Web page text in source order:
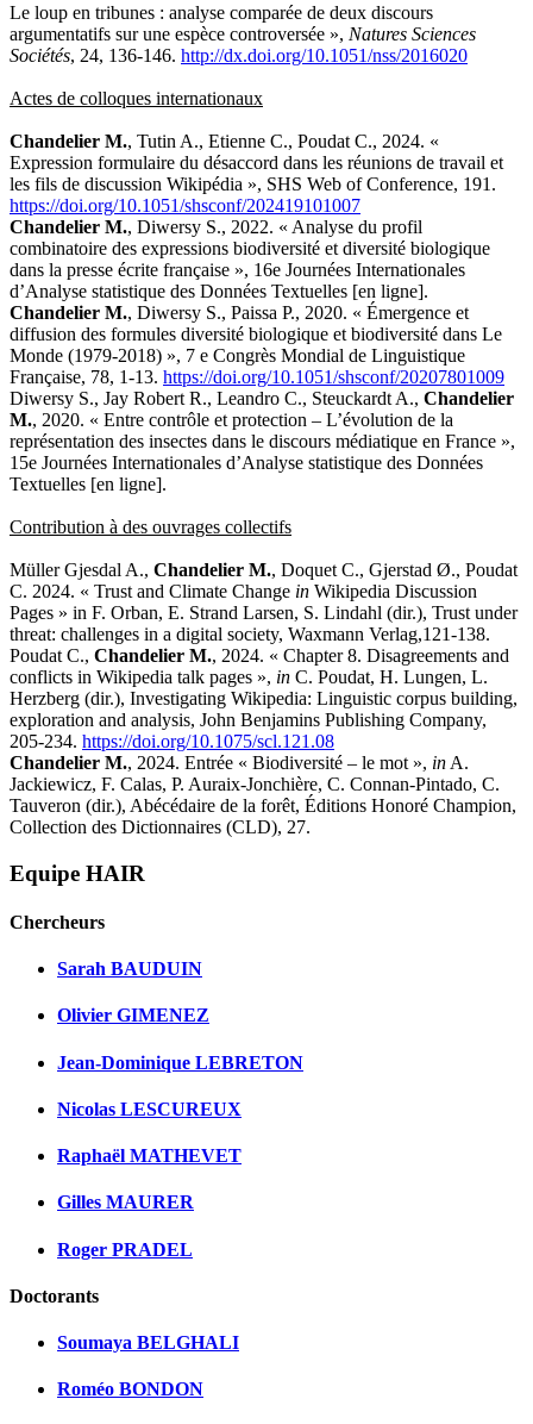
Le loup en tribunes : analyse comparée de deux discours
argumentatifs sur une espèce controversée », Natures Sciences
Sociétés, 24, 136-146. http://dx.doi.org/10.1051/nss/2016020
Actes de colloques internationaux
Chandelier M., Tutin A., Etienne C., Poudat C., 2024. «
Expression formulaire du désaccord dans les réunions de travail et
les fils de discussion Wikipédia », SHS Web of Conference, 191.
https://doi.org/10.1051/shsconf/202419101007
Chandelier M., Diwersy S., 2022. « Analyse du profil
combinatoire des expressions biodiversité et diversité biologique
dans la presse écrite française », 16e Journées Internationales
d’Analyse statistique des Données Textuelles [en ligne].
Chandelier M., Diwersy S., Paissa P., 2020. « Émergence et
diffusion des formules diversité biologique et biodiversité dans Le
Monde (1979-2018) », 7 e Congrès Mondial de Linguistique
Française, 78, 1-13. https://doi.org/10.1051/shsconf/20207801009
Diwersy S., Jay Robert R., Leandro C., Steuckardt A., Chandelier
M., 2020. « Entre contrôle et protection – L’évolution de la
représentation des insectes dans le discours médiatique en France »,
15e Journées Internationales d’Analyse statistique des Données
Textuelles [en ligne].
Contribution à des ouvrages collectifs
Müller Gjesdal A., Chandelier M., Doquet C., Gjerstad Ø., Poudat
C. 2024. « Trust and Climate Change in Wikipedia Discussion
Pages » in F. Orban, E. Strand Larsen, S. Lindahl (dir.), Trust under
threat: challenges in a digital society, Waxmann Verlag,121-138.
Poudat C., Chandelier M., 2024. « Chapter 8. Disagreements and
conflicts in Wikipedia talk pages », in C. Poudat, H. Lungen, L.
Herzberg (dir.), Investigating Wikipedia: Linguistic corpus building,
exploration and analysis, John Benjamins Publishing Company,
205-234. https://doi.org/10.1075/scl.121.08
Chandelier M., 2024. Entrée « Biodiversité – le mot », in A.
Jackiewicz, F. Calas, P. Auraix-Jonchière, C. Connan-Pintado, C.
Tauveron (dir.), Abécédaire de la forêt, Éditions Honoré Champion,
Collection des Dictionnaires (CLD), 27.
Equipe HAIR
Chercheurs
Sarah BAUDUIN
Olivier GIMENEZ
Jean-Dominique LEBRETON
Nicolas LESCUREUX
Raphaël MATHEVET
Gilles MAURER
Roger PRADEL
Doctorants
Soumaya BELGHALI
Roméo BONDON